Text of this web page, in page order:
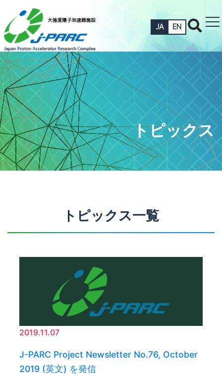
JA EN
トピックス
トピックス一覧
2019.11.07
J-PARC Project Newsletter No.76, October
2019 (英文) を発信